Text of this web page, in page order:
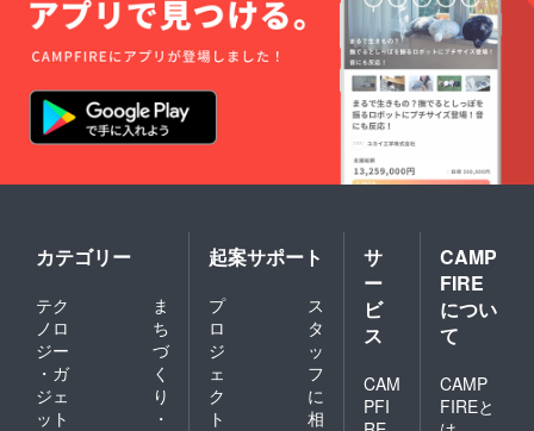
カテゴリー
テク
ノロ
ジー
・ガ
ジェ
ット
ま
ち
づ
く
り
・
起案サポート
プ
ロ
ジ
ェ
ク
ト
ス
タ
ッ
フ
に
相
サ
ー
ビ
ス
CAM
PFI
CAMP
FIRE
につい
て
CAMP
FIREと